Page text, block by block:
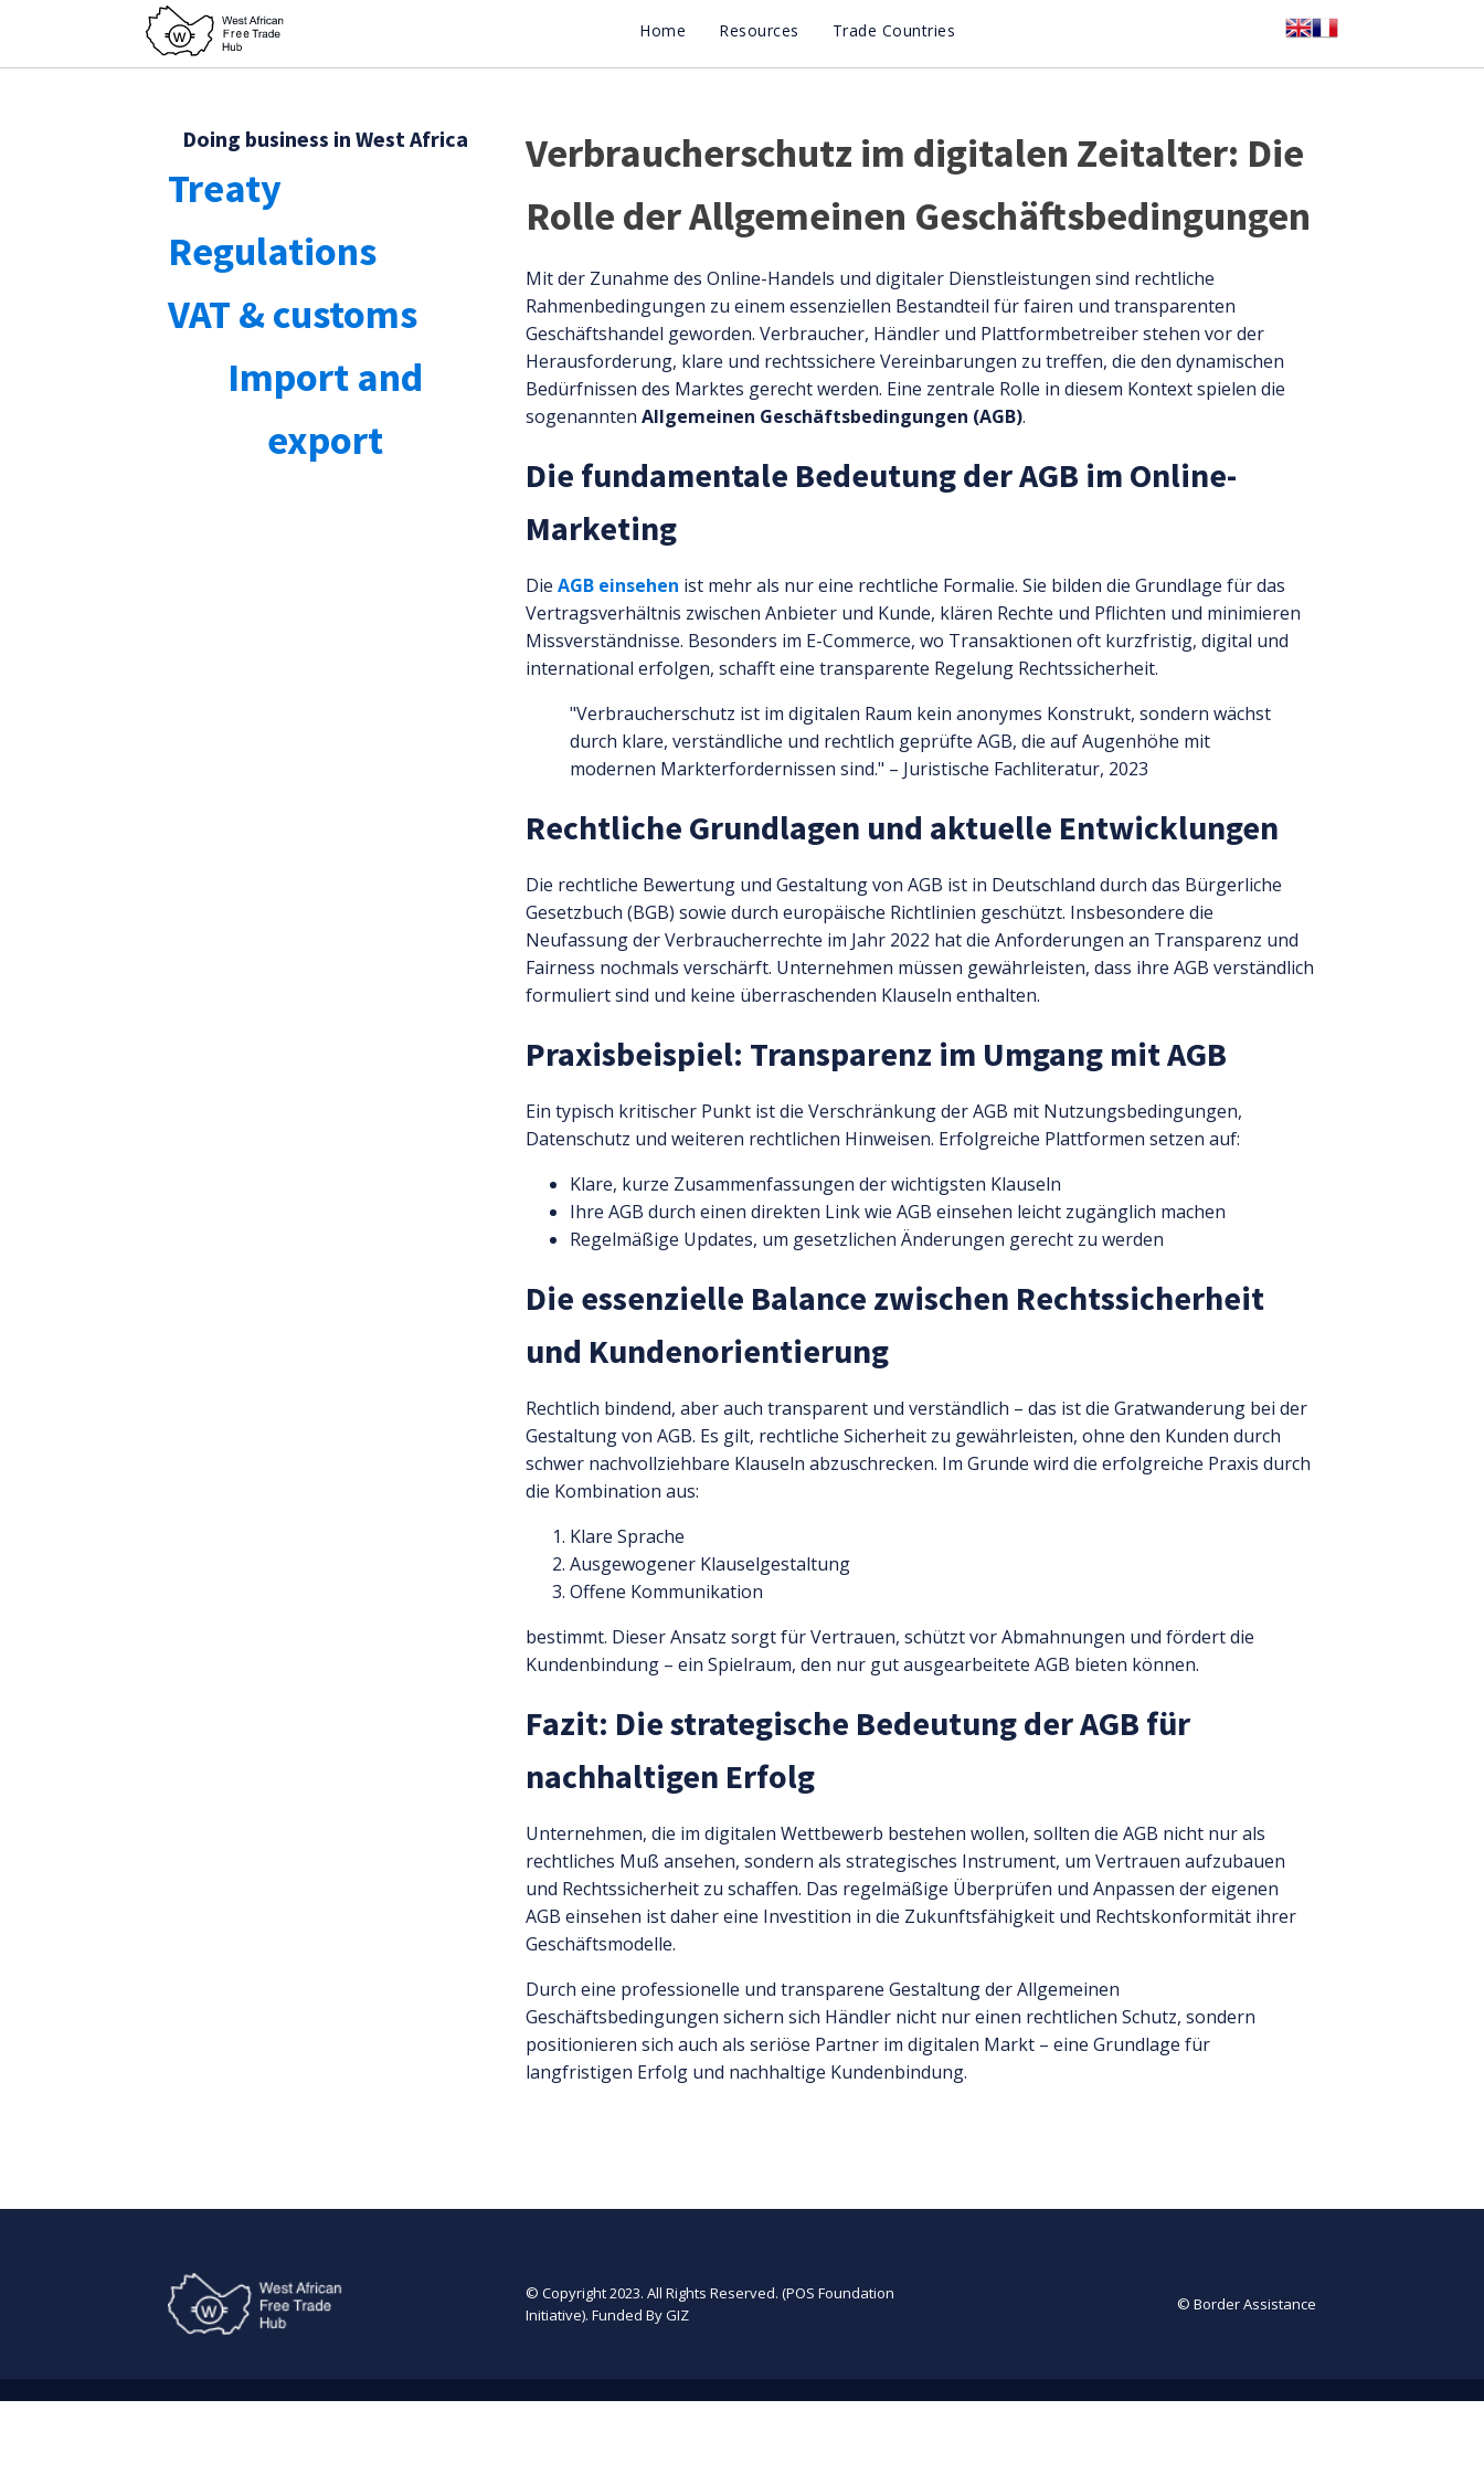
Home Resources Trade Countries
Doing business in West Africa
Treaty
Regulations
VAT & customs
Import and
export
Verbraucherschutz im digitalen Zeitalter: Die
Rolle der Allgemeinen Geschäftsbedingungen
Mit der Zunahme des Online-Handels und digitaler Dienstleistungen sind rechtliche
Rahmenbedingungen zu einem essenziellen Bestandteil für fairen und transparenten
Geschäftshandel geworden. Verbraucher, Händler und Plattformbetreiber stehen vor der
Herausforderung, klare und rechtssichere Vereinbarungen zu treffen, die den dynamischen
Bedürfnissen des Marktes gerecht werden. Eine zentrale Rolle in diesem Kontext spielen die
sogenannten Allgemeinen Geschäftsbedingungen (AGB).
Die fundamentale Bedeutung der AGB im Online-
Marketing
Die AGB einsehen ist mehr als nur eine rechtliche Formalie. Sie bilden die Grundlage für das
Vertragsverhältnis zwischen Anbieter und Kunde, klären Rechte und Pflichten und minimieren
Missverständnisse. Besonders im E-Commerce, wo Transaktionen oft kurzfristig, digital und
international erfolgen, schafft eine transparente Regelung Rechtssicherheit.
"Verbraucherschutz ist im digitalen Raum kein anonymes Konstrukt, sondern wächst
durch klare, verständliche und rechtlich geprüfte AGB, die auf Augenhöhe mit
modernen Markterfordernissen sind." – Juristische Fachliteratur, 2023
Rechtliche Grundlagen und aktuelle Entwicklungen
Die rechtliche Bewertung und Gestaltung von AGB ist in Deutschland durch das Bürgerliche
Gesetzbuch (BGB) sowie durch europäische Richtlinien geschützt. Insbesondere die
Neufassung der Verbraucherrechte im Jahr 2022 hat die Anforderungen an Transparenz und
Fairness nochmals verschärft. Unternehmen müssen gewährleisten, dass ihre AGB verständlich
formuliert sind und keine überraschenden Klauseln enthalten.
Praxisbeispiel: Transparenz im Umgang mit AGB
Ein typisch kritischer Punkt ist die Verschränkung der AGB mit Nutzungsbedingungen,
Datenschutz und weiteren rechtlichen Hinweisen. Erfolgreiche Plattformen setzen auf:
Klare, kurze Zusammenfassungen der wichtigsten Klauseln
Ihre AGB durch einen direkten Link wie AGB einsehen leicht zugänglich machen
Regelmäßige Updates, um gesetzlichen Änderungen gerecht zu werden
Die essenzielle Balance zwischen Rechtssicherheit
und Kundenorientierung
Rechtlich bindend, aber auch transparent und verständlich – das ist die Gratwanderung bei der
Gestaltung von AGB. Es gilt, rechtliche Sicherheit zu gewährleisten, ohne den Kunden durch
schwer nachvollziehbare Klauseln abzuschrecken. Im Grunde wird die erfolgreiche Praxis durch
die Kombination aus:
Klare Sprache
Ausgewogener Klauselgestaltung
Offene Kommunikation
bestimmt. Dieser Ansatz sorgt für Vertrauen, schützt vor Abmahnungen und fördert die
Kundenbindung – ein Spielraum, den nur gut ausgearbeitete AGB bieten können.
Fazit: Die strategische Bedeutung der AGB für
nachhaltigen Erfolg
Unternehmen, die im digitalen Wettbewerb bestehen wollen, sollten die AGB nicht nur als
rechtliches Muß ansehen, sondern als strategisches Instrument, um Vertrauen aufzubauen
und Rechtssicherheit zu schaffen. Das regelmäßige Überprüfen und Anpassen der eigenen
AGB einsehen ist daher eine Investition in die Zukunftsfähigkeit und Rechtskonformität ihrer
Geschäftsmodelle.
Durch eine professionelle und transparene Gestaltung der Allgemeinen
Geschäftsbedingungen sichern sich Händler nicht nur einen rechtlichen Schutz, sondern
positionieren sich auch als seriöse Partner im digitalen Markt – eine Grundlage für
langfristigen Erfolg und nachhaltige Kundenbindung.
© Copyright 2023. All Rights Reserved. (POS Foundation
Initiative). Funded By GIZ
© Border Assistance